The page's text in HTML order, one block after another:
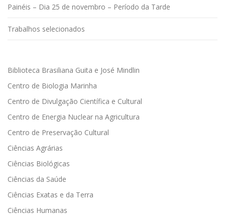
Painéis – Dia 25 de novembro – Período da Tarde
Trabalhos selecionados
Biblioteca Brasiliana Guita e José Mindlin
Centro de Biologia Marinha
Centro de Divulgação Científica e Cultural
Centro de Energia Nuclear na Agricultura
Centro de Preservação Cultural
Ciências Agrárias
Ciências Biológicas
Ciências da Saúde
Ciências Exatas e da Terra
Ciências Humanas